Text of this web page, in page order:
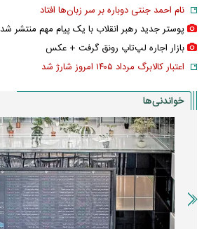
نام احمد جنتی دوباره بر سر زبان‌ها افتاد
پوستر جدید رهبر انقلاب با یک پیام مهم منتشر شد
بازار اجاره لپ‌تاپ رونق گرفت + عکس
اعتبار کالابرگ مرداد ۱۴۰۵ امروز شارژ شد
خواندنی‌ها